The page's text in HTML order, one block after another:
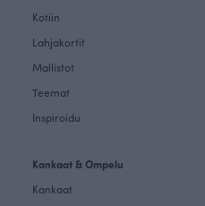
Kotiin
Lahjakortit
Mallistot
Teemat
Inspiroidu
Kankaat & Ompelu
Kankaat